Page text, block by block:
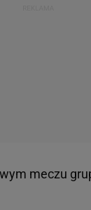
meczu